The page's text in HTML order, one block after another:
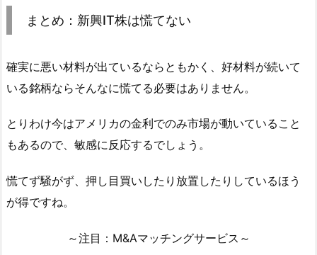
まとめ：新興IT株は慌てない
確実に悪い材料が出ているならともかく、好材料が続いて
いる銘柄ならそんなに慌てる必要はありません。
とりわけ今はアメリカの金利でのみ市場が動いていること
もあるので、敏感に反応するでしょう。
慌てず騒がず、押し目買いしたり放置したりしているほう
が得ですね。
～注目：M&Aマッチングサービス～